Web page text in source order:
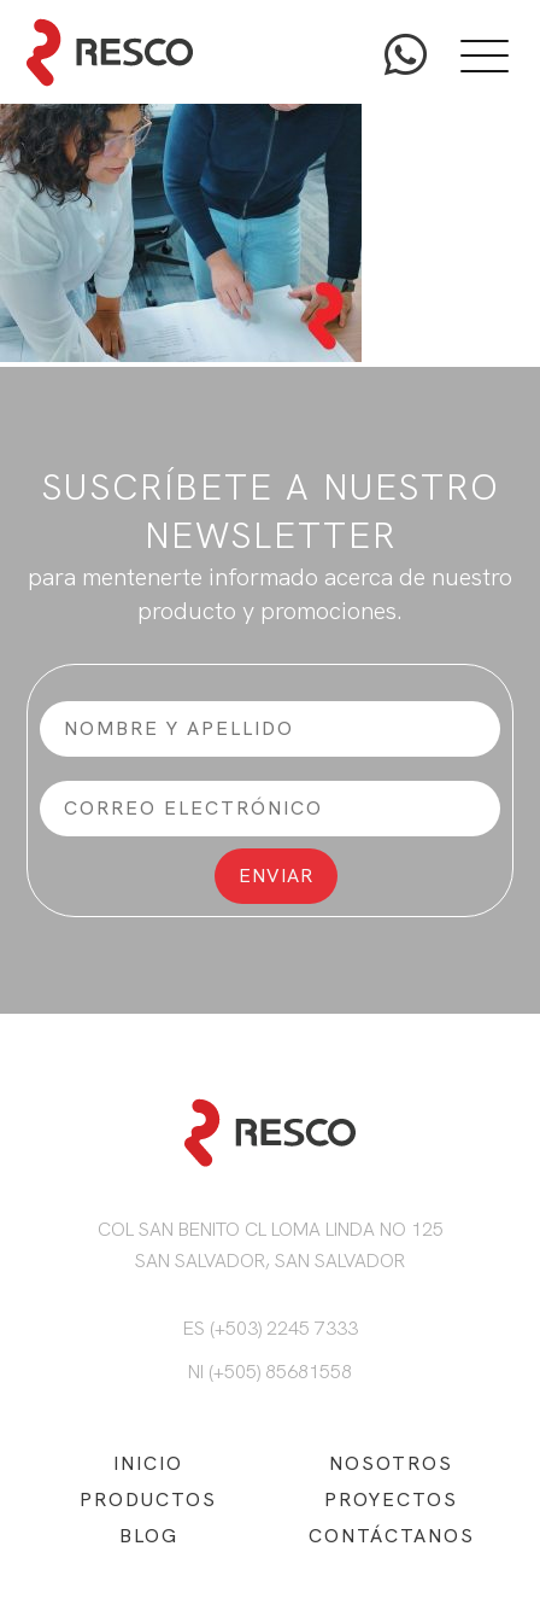
SUSCRÍBETE A NUESTRO
NEWSLETTER
para mentenerte informado acerca de nuestro
producto y promociones.
COL SAN BENITO CL LOMA LINDA NO 125
SAN SALVADOR, SAN SALVADOR
ES (+503) 2245 7333
NI (+505) 85681558
INICIO
NOSOTROS
PRODUCTOS
PROYECTOS
BLOG
CONTÁCTANOS